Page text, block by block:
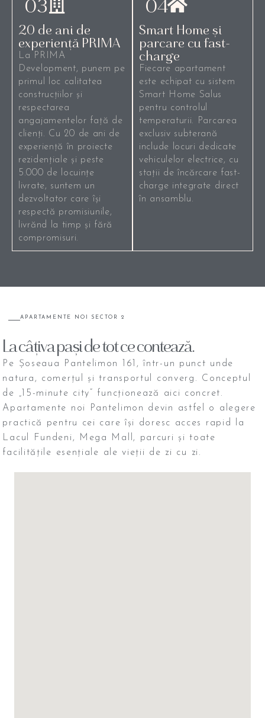
03
20 de ani de
experiență PRIMA
La PRIMA
Development, punem pe
primul loc calitatea
construcțiilor și
respectarea
angajamentelor față de
clienți. Cu 20 de ani de
experiență în proiecte
rezidențiale și peste
5.000 de locuințe
livrate, suntem un
dezvoltator care își
respectă promisiunile,
livrănd la timp și fără
compromisuri.
04
Smart Home și
parcare cu fast-
charge
Fiecare apartament
este echipat cu sistem
Smart Home Salus
pentru controlul
temperaturii. Parcarea
exclusiv subterană
include locuri dedicate
vehiculelor electrice, cu
stații de încărcare fast-
charge integrate direct
în ansamblu.
APARTAMENTE NOI SECTOR 2
Lacâțiva pașide tot ce contează.
Pe Șoseaua Pantelimon 161, într-un punct unde
natura, comerțul și transportul converg. Conceptul
de „15-minute city” funcționează aici concret.
Apartamente noi Pantelimon devin astfel o alegere
practică pentru cei care își doresc acces rapid la
Lacul Fundeni, Mega Mall, parcuri și toate
facilitățile esențiale ale vieții de zi cu zi.